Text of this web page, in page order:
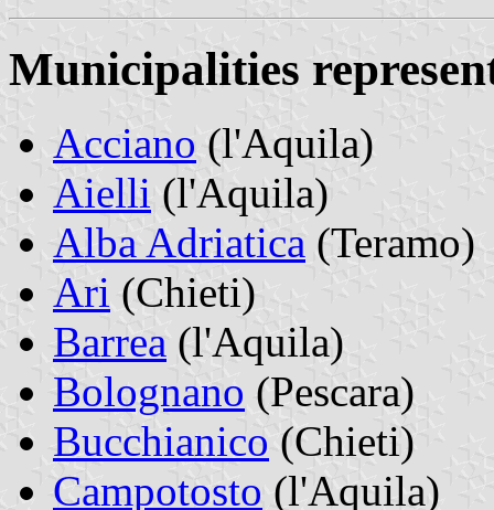
Municipalities
Acciano (l'Aquila)
Aielli (l'Aquila)
Alba Adriatica (Teramo)
Ari (Chieti)
Barrea (l'Aquila)
Bolognano (Pescara)
Bucchianico (Chieti)
Campotosto (l'Aquila)